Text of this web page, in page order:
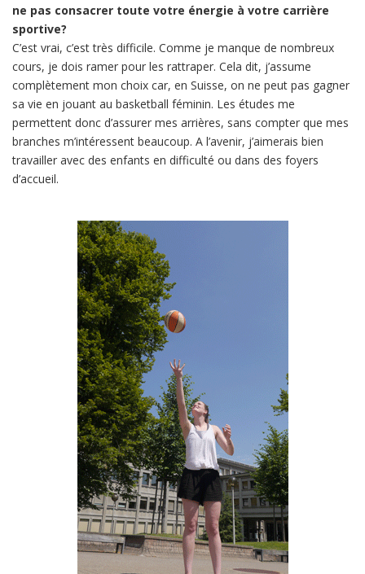
ne pas consacrer toute votre énergie à votre carrière
sportive?
C’est vrai, c’est très difficile. Comme je manque de nombreux
cours, je dois ramer pour les rattraper. Cela dit, j’assume
complètement mon choix car, en Suisse, on ne peut pas gagner
sa vie en jouant au basketball féminin. Les études me
permettent donc d’assurer mes arrières, sans compter que mes
branches m’intéressent beaucoup. A l’avenir, j’aimerais bien
travailler avec des enfants en difficulté ou dans des foyers
d’accueil.